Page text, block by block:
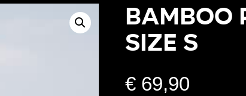
BAMBOO
SIZE S
€69,90